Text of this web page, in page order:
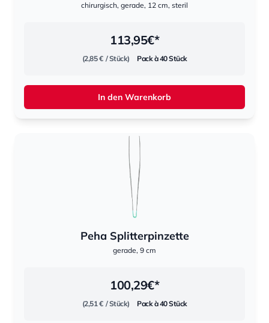
chirurgisch, gerade, 12 cm, steril
113,95€*
(2,85 € / Stück) Pack à 40 Stück
In den Warenkorb
Peha Splitterpinzette
gerade, 9 cm
100,29€*
(2,51 € / Stück) Pack à 40 Stück